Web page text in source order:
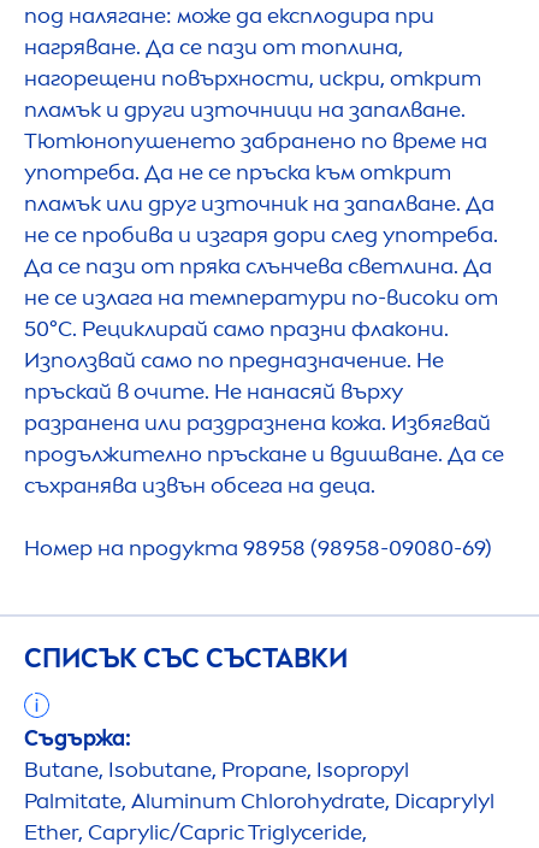
под налягане: може да експлодира при
нагряване. Да се пази от топлина,
нагорещени повърхности, искри, открит
пламък и други източници на запалване.
Тютюнопушенето забранено по време на
употреба. Да не се пръска към открит
пламък или друг източник на запалване. Да
не се пробива и изгаря дори след употреба.
Да се пази от пряка слънчева светлина. Да
не се излага на температури по-високи от
50°C. Рециклирай само празни флакони.
Използвай само по предназначение. Не
пръскай в очите. Не нанасяй върху
разранена или раздразнена кожа. Избягвай
продължително пръскане и вдишване. Да се
съхранява извън обсега на деца.
Номер на продукта 98958 (98958-09080-69)
СПИСЪК СЪС СЪСТАВКИ
Съдържа:
Butane, Isobutane, Propane, Isopropyl
Palmitate, Aluminum Chlorohydrate, Dicaprylyl
Ether, Caprylic/Capric Triglyceride,